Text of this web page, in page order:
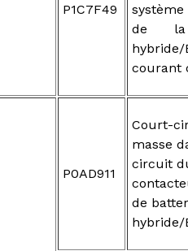
P1C7F49
de la
hybride/
courant
P0AD911
Court-
masse
circuit
de
hybride/